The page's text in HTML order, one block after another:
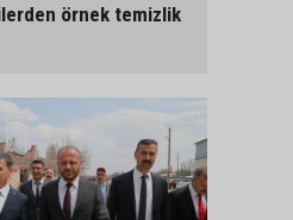
örnek temizlik